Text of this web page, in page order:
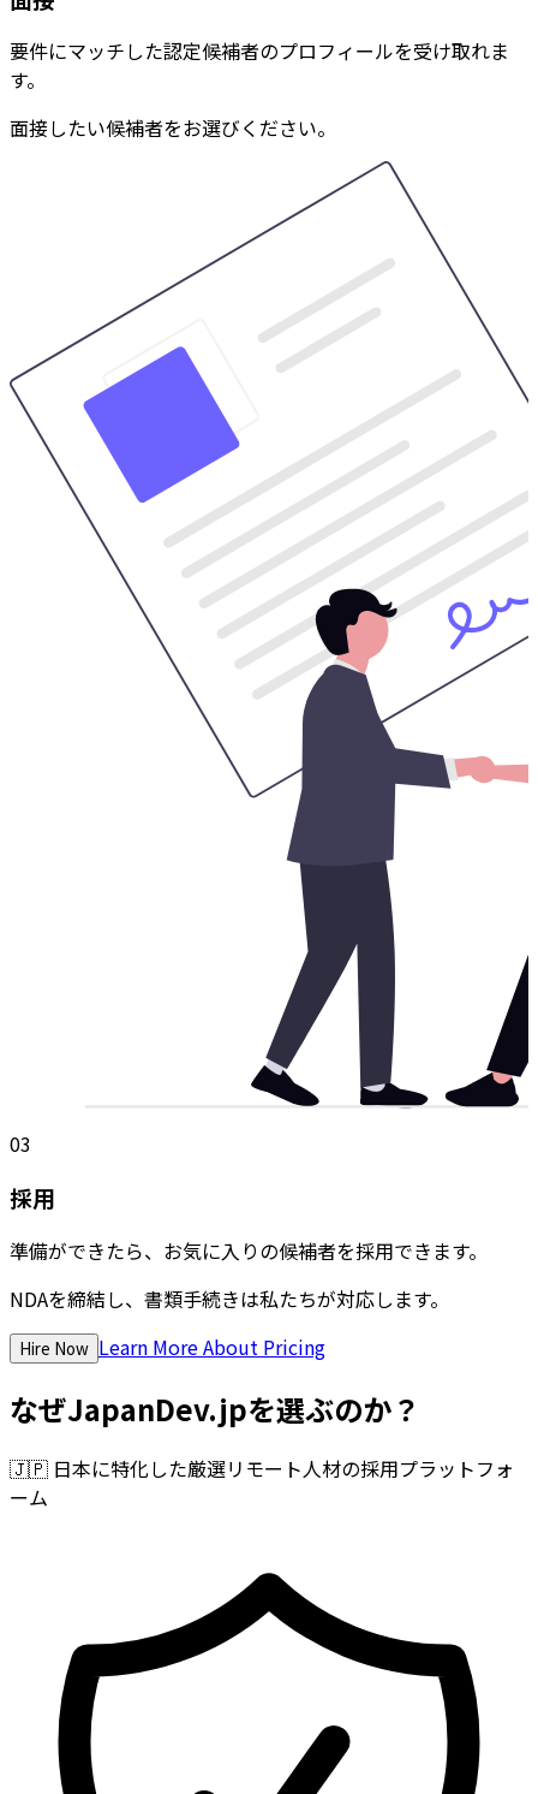
要件にマッチした認定候補者のプロフィールを受け取れま
す。
面接したい候補者をお選びください。
03
採用
準備ができたら、お気に入りの候補者を採用できます。
NDAを締結し、書類手続きは私たちが対応します。
Hire Now Learn More About Pricing
なぜJapanDev.jpを選ぶのか？
🇯🇵 日本に特化した厳選リモート人材の採用プラットフォ
ーム